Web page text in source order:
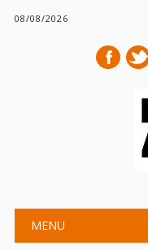
08/08/2026
Main menu
MENU